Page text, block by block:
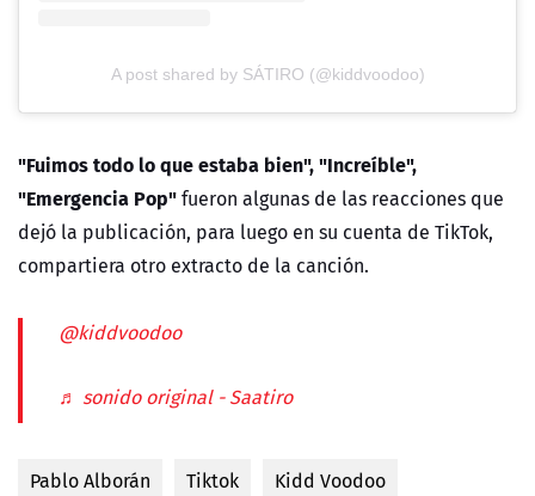
A post shared by SÁTIRO (@kiddvoodoo)
"Fuimos todo lo que estaba bien", "Increíble",
"Emergencia Pop"fueron algunas de las reacciones que
dejó la publicación, para luego en su cuenta de TikTok,
compartiera otro extracto de la canción.
@kiddvoodoo
♬ sonido original - Saatiro
Pablo Alborán Tiktok Kidd Voodoo